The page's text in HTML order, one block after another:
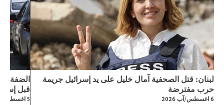
لبنان: قتل الصحفية آمال خليل على يد إسرائيل جريمة
حرب مفترضة
6 اغسطس/آب 2026
الضفة
قبل
5 اغسطس/آب 2026